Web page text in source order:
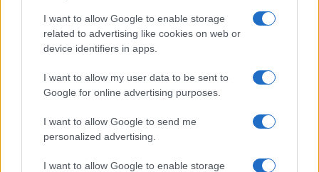
I want to allow Google to enable storage
related to advertising like cookies on web or
device identifiers in apps.
I want to allow my user data to be sent to
Google for online advertising purposes.
I want to allow Google to send me
personalized advertising.
I want to allow Google to enable storage
Investeren 24
NL Newz